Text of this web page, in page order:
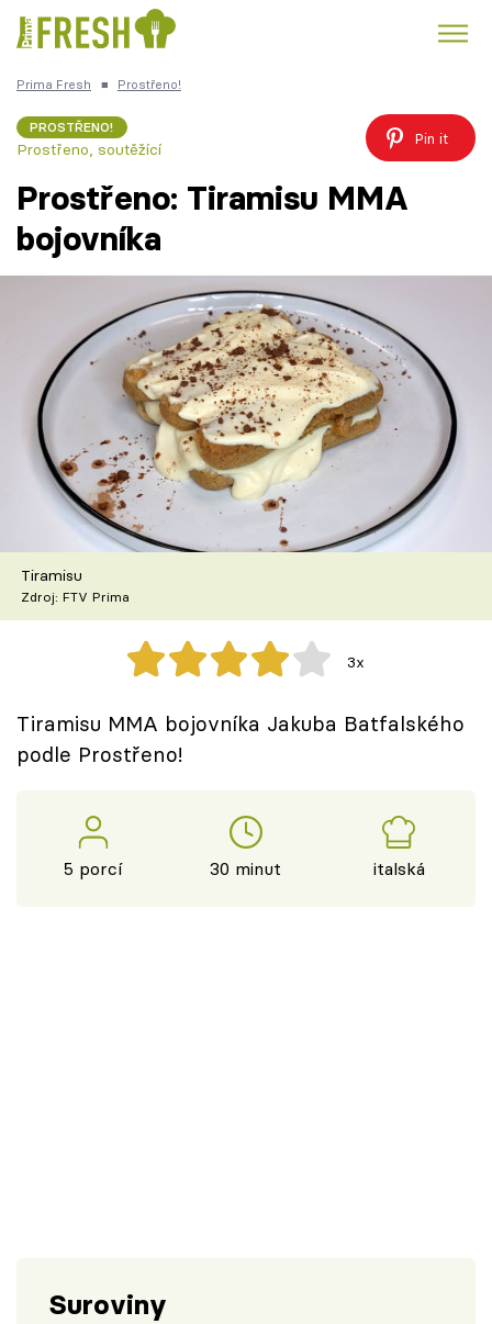
Česká kuchyně
Recepty
Články
TV Program
Škola vaření
Recepty z TV
Speciál: Cuketa
Těhotnej kuchař
Sledujte prima+
Sledujte nás
Prima Fresh ■ Prostřeno!
PROSTŘENO!
Prostřeno, soutěžící
Pin it
Prostřeno: Tiramisu MMA
bojovníka
Tiramisu
Zdroj: FTV Prima
3x
Tiramisu MMA bojovníka Jakuba Batfalského
podle Prostřeno!
5 porcí 30 minut italská
Suroviny